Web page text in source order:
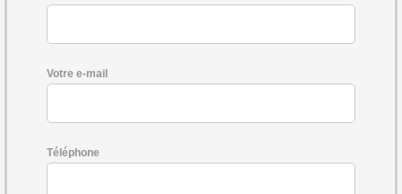
Votre e-mail
Téléphone